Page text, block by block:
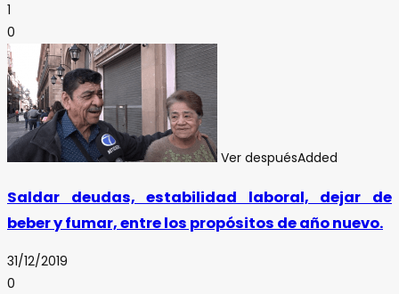
1
0
Ver despuésAdded
Saldar deudas, estabilidad laboral, dejar de
beber y fumar, entre los propósitos de año nuevo.
31/12/2019
0